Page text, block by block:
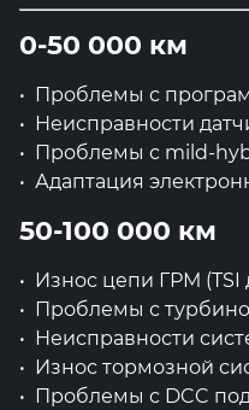
0-50 000 км
Проблемы с
Неисправности
Проблемы с mild-
Адаптация
50-100 000 км
Износ цепи ГРМ (TSI
Проблемы с
Неисправности
Износ тормозной
Проблемы с DCC